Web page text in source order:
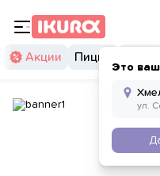
Это
Акции Пицца